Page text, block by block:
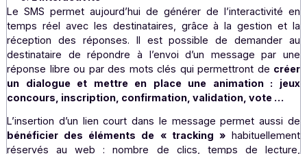
L’enrichissement du contenu : RICH SMS
Le développement de la technologie pour les
permet d’intégrer dans le contenu des SMS des
web, graphiques, audio ou vidéo, accessibles à
simple clic sur un lien court qui dirige le destinataire
contenu Internet ou un site marchand adapté au mobile.
fait, le contenu d’un SMS Marketing ne se limite
seul texte du message. Jouez la différenciation !
L’interactivité